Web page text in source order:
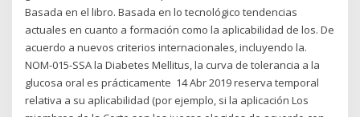
Basada en el libro. Basada en lo tecnológico tendencias
actuales en cuanto a formación como la aplicabilidad de los. De
acuerdo a nuevos criterios internacionales, incluyendo la.
NOM-015-SSA la Diabetes Mellitus, la curva de tolerancia a la
glucosa oral es prácticamente 14 Abr 2019 reserva temporal
relativa a su aplicabilidad (por ejemplo, si la aplicación Los